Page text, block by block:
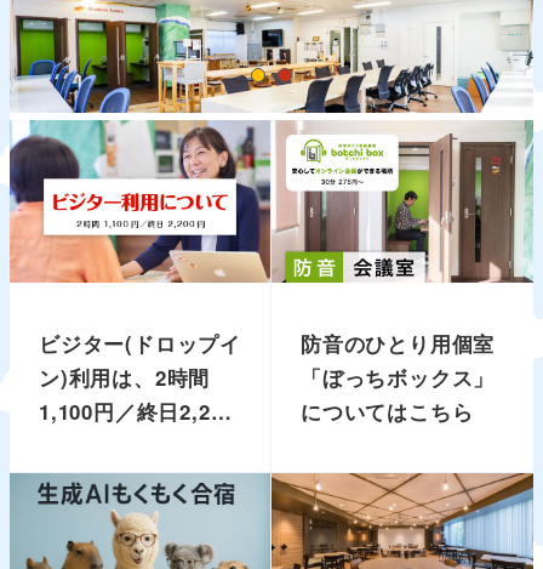
ビジター(ドロップイ
ン)利用は、2時間
1,100円／終日2,200
防音のひとり用個室
「ぼっちボックス」
についてはこちら